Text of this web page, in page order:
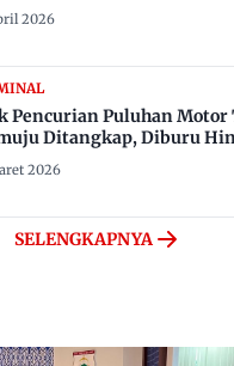
2026
Pencurian Puluhan
Ditangkap, Diburu
2026
SELENGKAPNYA